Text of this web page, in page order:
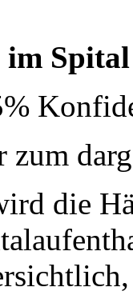
Spital
die